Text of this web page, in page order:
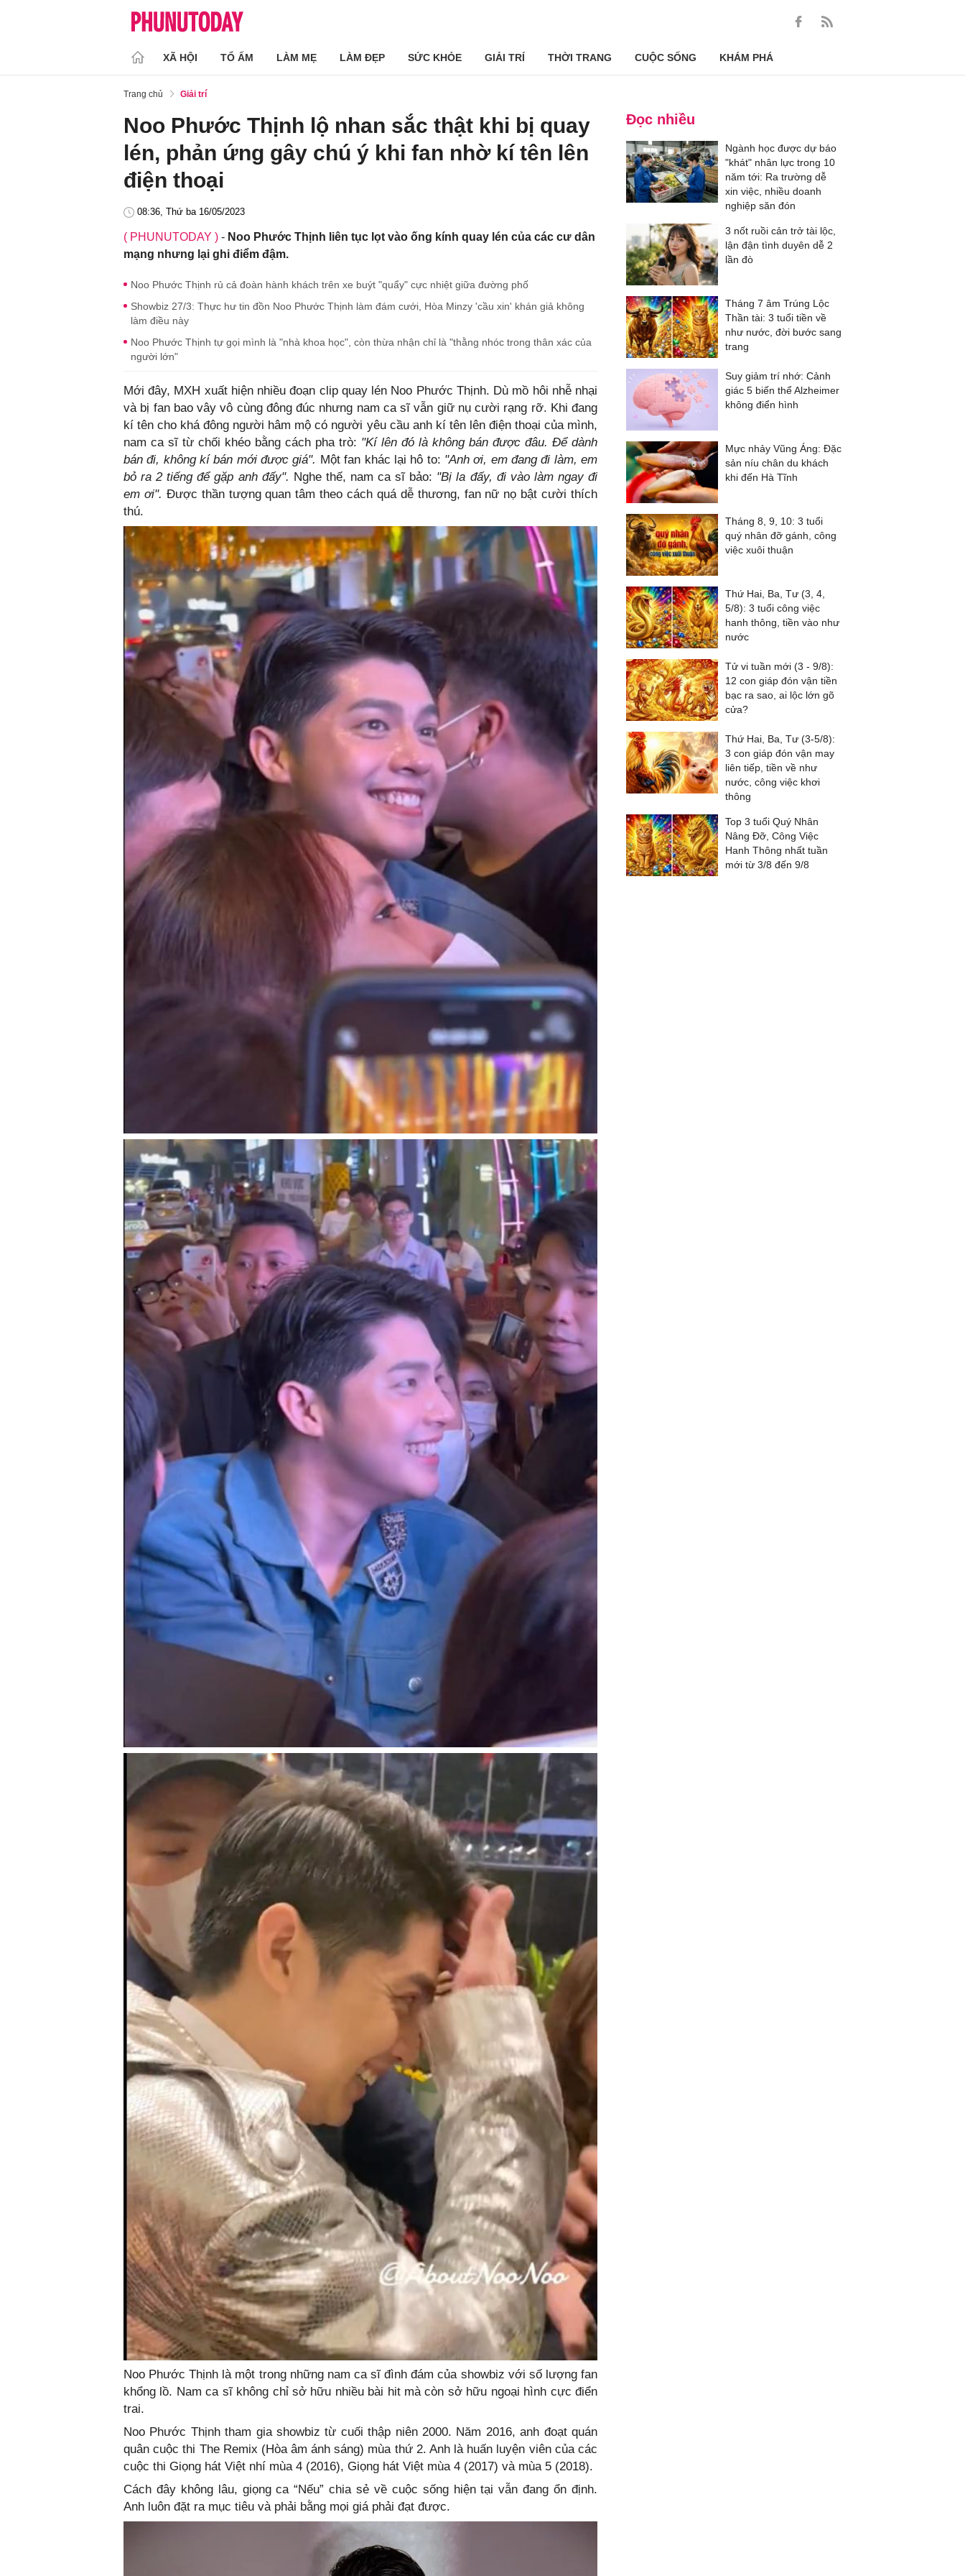
XÃ HỘI TỔ ẤM LÀM MẸ LÀM ĐẸP SỨC KHỎE GIẢI TRÍ THỜI TRANG CUỘC SỐNG KHÁM PHÁ
Trang chủ Giải trí
Noo Phước Thịnh lộ nhan sắc thật khi bị quay
lén, phản ứng gây chú ý khi fan nhờ kí tên lên
điện thoại
08:36, Thứ ba 16/05/2023
( PHUNUTODAY ) - Noo Phước Thịnh liên tục lọt vào ống kính quay lén của các cư dân
mạng nhưng lại ghi điểm đậm.
Noo Phước Thịnh rủ cả đoàn hành khách trên xe buýt "quẩy" cực nhiệt giữa đường phố
Showbiz 27/3: Thực hư tin đồn Noo Phước Thịnh làm đám cưới, Hòa Minzy 'cầu xin' khán giả không
làm điều này
Noo Phước Thịnh tự gọi mình là "nhà khoa học", còn thừa nhận chỉ là "thằng nhóc trong thân xác của
người lớn"
Mới đây, MXH xuất hiện nhiều đoạn clip quay lén Noo Phước Thịnh. Dù mồ hôi nhễ nhại
và bị fan bao vây vô cùng đông đúc nhưng nam ca sĩ vẫn giữ nụ cười rạng rỡ. Khi đang
kí tên cho khá đông người hâm mộ có người yêu cầu anh kí tên lên điện thoại của mình,
nam ca sĩ từ chối khéo bằng cách pha trò: "Kí lên đó là không bán được đâu. Để dành
bán đi, không kí bán mới được giá". Một fan khác lại hô to: "Anh ơi, em đang đi làm, em
bỏ ra 2 tiếng để gặp anh đấy". Nghe thế, nam ca sĩ bảo: "Bị la đấy, đi vào làm ngay đi
em ơi". Được thần tượng quan tâm theo cách quá dễ thương, fan nữ nọ bật cười thích
thú.
Noo Phước Thịnh là một trong những nam ca sĩ đình đám của showbiz với số lượng fan
khổng lồ. Nam ca sĩ không chỉ sở hữu nhiều bài hit mà còn sở hữu ngoại hình cực điển
trai.
Noo Phước Thịnh tham gia showbiz từ cuối thập niên 2000. Năm 2016, anh đoạt quán
quân cuộc thi The Remix (Hòa âm ánh sáng) mùa thứ 2. Anh là huấn luyện viên của các
cuộc thi Giọng hát Việt nhí mùa 4 (2016), Giọng hát Việt mùa 4 (2017) và mùa 5 (2018).
Cách đây không lâu, giọng ca “Nếu” chia sẻ về cuộc sống hiện tại vẫn đang ổn định.
Anh luôn đặt ra mục tiêu và phải bằng mọi giá phải đạt được.
Đọc nhiều
Ngành học được dự báo
"khát" nhân lực trong 10
năm tới: Ra trường dễ
xin việc, nhiều doanh
nghiệp săn đón
3 nốt ruồi cản trở tài lộc,
lận đận tình duyên dễ 2
lần đò
Tháng 7 âm Trúng Lộc
Thần tài: 3 tuổi tiền về
như nước, đời bước sang
trang
Suy giảm trí nhớ: Cảnh
giác 5 biến thể Alzheimer
không điển hình
Mực nhảy Vũng Áng: Đặc
sản níu chân du khách
khi đến Hà Tĩnh
Tháng 8, 9, 10: 3 tuổi
quý nhân đỡ gánh, công
việc xuôi thuận
Thứ Hai, Ba, Tư (3, 4,
5/8): 3 tuổi công việc
hanh thông, tiền vào như
nước
Tử vi tuần mới (3 - 9/8):
12 con giáp đón vận tiền
bạc ra sao, ai lộc lớn gõ
cửa?
Thứ Hai, Ba, Tư (3-5/8):
3 con giáp đón vận may
liên tiếp, tiền về như
nước, công việc khơi
thông
Top 3 tuổi Quý Nhân
Nâng Đỡ, Công Việc
Hanh Thông nhất tuần
mới từ 3/8 đến 9/8